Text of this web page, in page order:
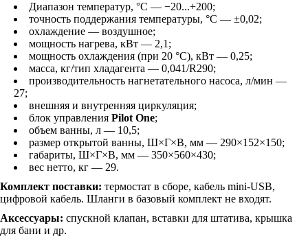
Диапазон температур, °С — −20...+200;
точность поддержания температуры, °С — ±0,02;
охлаждение — воздушное;
мощность нагрева, кВт — 2,1;
мощность охлаждения (при 20 °C), кВт — 0,25;
масса, кг/тип хладагента — 0,041/R290;
производительность нагнетательного насоса, л/мин —
27;
внешняя и внутренняя циркуляция;
блок управления Pilot One;
объем ванны, л — 10,5;
размер открытой ванны, Ш×Г×В, мм — 290×152×150;
габариты, Ш×Г×В, мм — 350×560×430;
вес нетто, кг — 29.
Комплект поставки: термостат в сборе, кабель mini-USB,
цифровой кабель. Шланги в базовый комплект не входят.
Аксессуары: спускной клапан, вставки для штатива, крышка
для бани и др.